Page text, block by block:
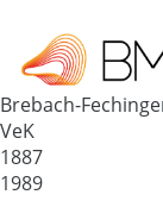
Deutschland
66130
Brebach-
VeK
1887
1989